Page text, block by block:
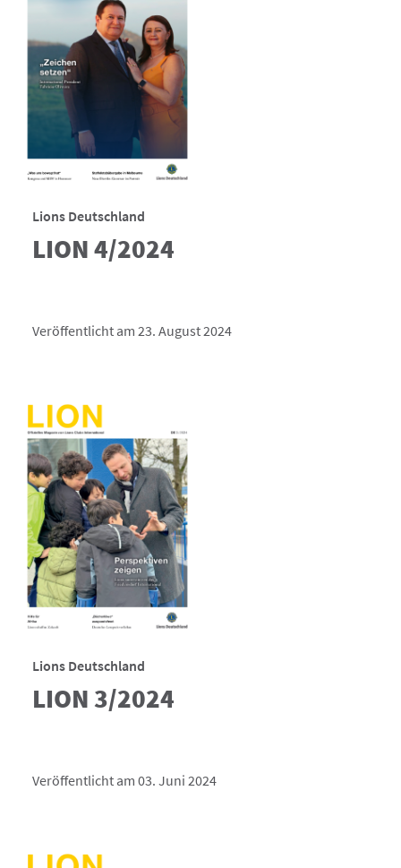
Lions Deutschland
LION 4/2024
Veröffentlicht am 23. August 2024
Lions Deutschland
LION 3/2024
Veröffentlicht am 03. Juni 2024